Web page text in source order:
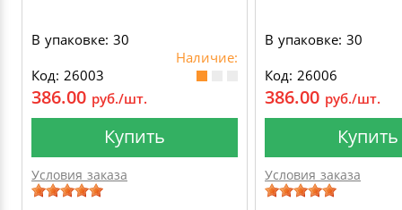
В упаковке: 30
Наличие:
Код: 26003
386.00 руб./шт.
Купить
Условия заказа
В упаковке: 30
Код: 26006
386.00 руб./шт.
Купить
Условия заказа